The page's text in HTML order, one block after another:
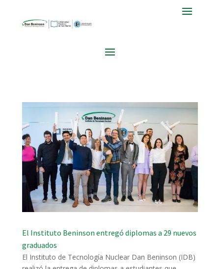
El Instituto Beninson entregó diplomas a 29 nuevos
graduados
El Instituto de Tecnología Nuclear Dan Beninson (IDB)